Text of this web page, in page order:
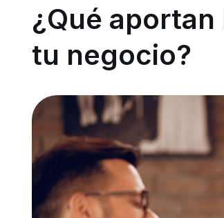
¿Qué
tu negocio?